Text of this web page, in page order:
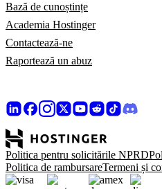
Bază de cunoștințe
Academia Hostinger
Contactează-ne
Raportează un abuz
Politica pentru solicitările NPRD
Politica de rambursareTermeni și